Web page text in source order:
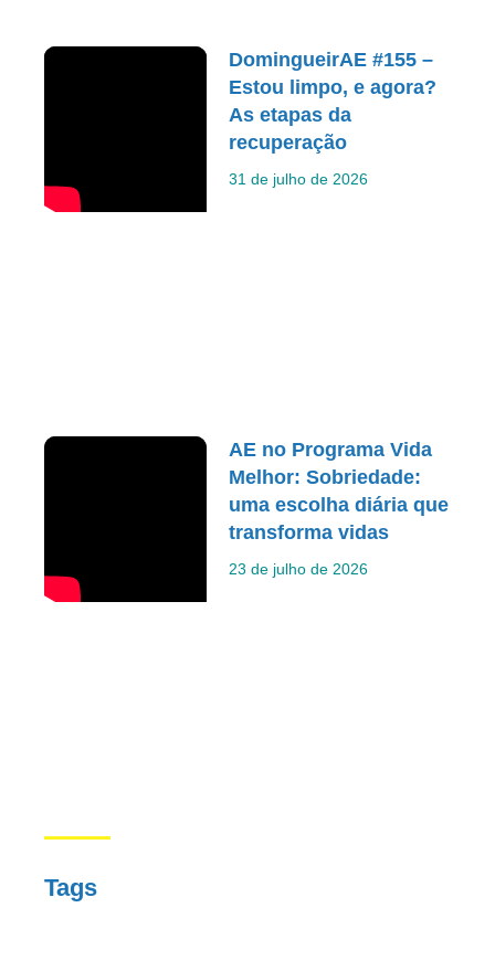
DomingueirAE #155 –
Estou limpo, e agora?
As etapas da
recuperação
31 de julho de 2026
AE no Programa Vida
Melhor: Sobriedade:
uma escolha diária que
transforma vidas
23 de julho de 2026
Tags